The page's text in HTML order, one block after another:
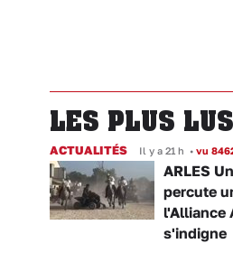
LES PLUS LUS
ACTUALITÉS Il y a 21 h • vu
ARLES
percute
l'Alliance
s'indigne